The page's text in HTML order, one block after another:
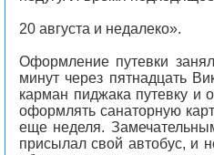
20 августа и недалеко».
Оформление путевки
минут через пятнадцать
карман пиджака путевку и
оформлять санаторную
еще неделя.
присылал свой автобус, и